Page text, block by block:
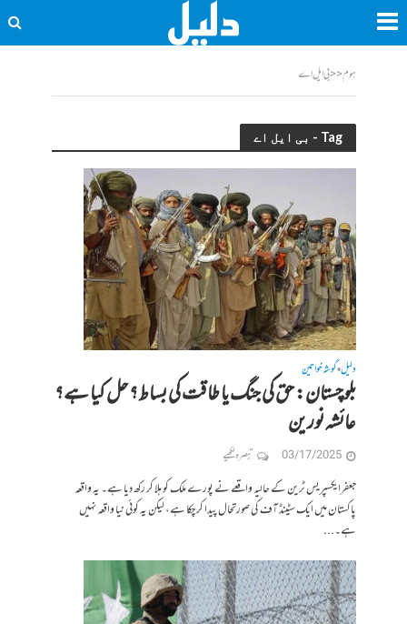
ہوم<<بی ایل اے
Tag - بی ایل اے
دلیل•گوشہ خواتین
بلوچستان: حق کی جنگ یا طاقت کی بساط؟ حل کیا ہے؟
عائشہ نورین
03/17/2025 تبصرہ لکھیے
جعفرایکسپریس ٹرین کے حالیہ واقعے نے پورے ملک کو ہلا کر رکھ دیا ہے۔ یہ واقعہ
پاکستان میں ایک سٹینڈ آف کی صورتحال پیدا کر چکا ہے، لیکن یہ کوئی نیا واقعہ نہیں
ہے۔...